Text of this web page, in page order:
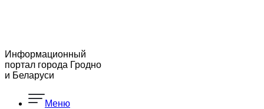
Информационный
портал города Гродно
и Беларуси
Меню